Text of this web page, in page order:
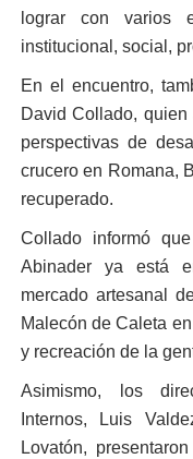
lograr con varios
institucional, social,
En el encuentro,
David Collado,
perspectivas de
crucero en Romana,
recuperado.
Collado informó
Abinader ya está
mercado artesanal
Malecón de Caleta
y recreación de la
Asimismo, los
Internos, Luis
Lovatón,